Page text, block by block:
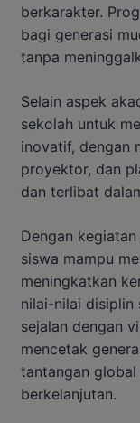
berkarakter.
bagi generasi
tanpa
Selain aspek
sekolah untuk
inovatif, dengan
proyektor, dan
dan terlibat
Dengan
siswa mampu
meningkatkan
nilai-nilai disiplin
sejalan dengan
mencetak
tantangan global
berkelanjutan.